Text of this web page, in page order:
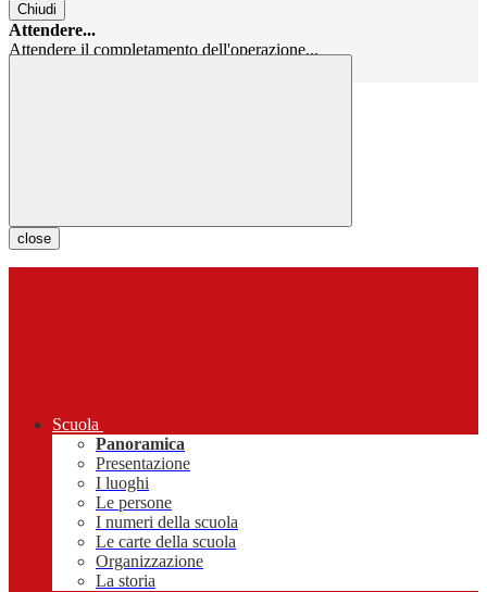
Chiudi
Attendere...
Attendere il completamento dell'operazione...
close
Scuola
Panoramica
Presentazione
I luoghi
Le persone
I numeri della scuola
Le carte della scuola
Organizzazione
La storia